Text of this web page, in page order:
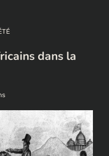
dans la